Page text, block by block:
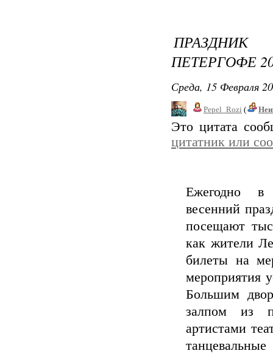
ПЕТЕРГОФЕ
Среда, 15 Февраля
Pepel_Rozi (
Это цитата
цитатник или
Ежегодно в
весенний
посещают
как жители
билеты на
мероприятия
Большим
залпом из
артистами